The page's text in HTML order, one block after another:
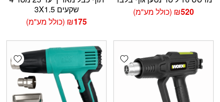
₪520 (כולל מע"מ)
שקעים 3X1.5
₪175 (כולל מע"מ)
Add wishlist